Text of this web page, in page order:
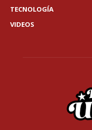
TECNOLOGÍA
VIDEOS